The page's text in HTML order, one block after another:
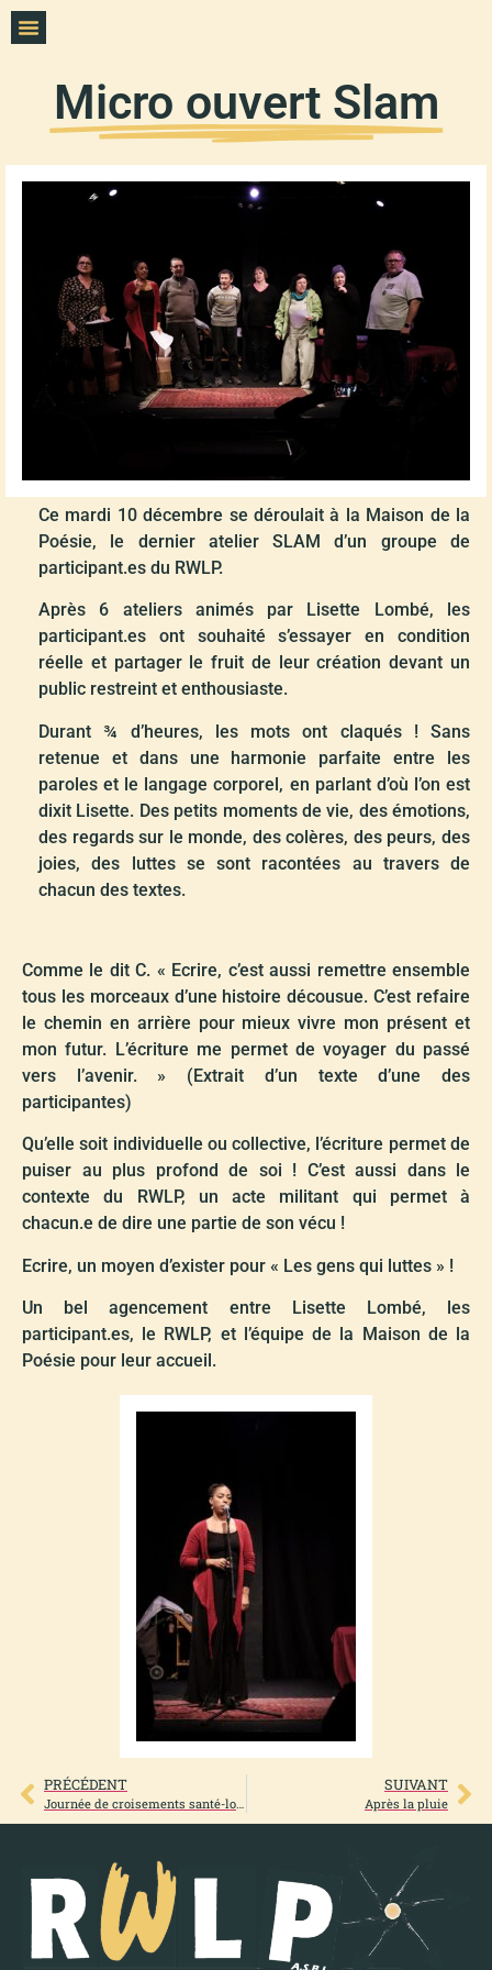
Micro ouvert Slam
Ce mardi 10 décembre se déroulait à la Maison de la
Poésie, le dernier atelier SLAM d’un groupe de
participant.es du RWLP.
Après 6 ateliers animés par Lisette Lombé, les
participant.es ont souhaité s’essayer en condition
réelle et partager le fruit de leur création devant un
public restreint et enthousiaste.
Durant ¾ d’heures, les mots ont claqués ! Sans
retenue et dans une harmonie parfaite entre les
paroles et le langage corporel, en parlant d’où l’on est
dixit Lisette. Des petits moments de vie, des émotions,
des regards sur le monde, des colères, des peurs, des
joies, des luttes se sont racontées au travers de
chacun des textes.
Comme le dit C. « Ecrire, c’est aussi remettre ensemble
tous les morceaux d’une histoire décousue. C’est refaire
le chemin en arrière pour mieux vivre mon présent et
mon futur. L’écriture me permet de voyager du passé
vers l’avenir. » (Extrait d’un texte d’une des
participantes)
Qu’elle soit individuelle ou collective, l’écriture permet de
puiser au plus profond de soi ! C’est aussi dans le
contexte du RWLP, un acte militant qui permet à
chacun.e de dire une partie de son vécu !
Ecrire, un moyen d’exister pour « Les gens qui luttes » !
Un bel agencement entre Lisette Lombé, les
participant.es, le RWLP, et l’équipe de la Maison de la
Poésie pour leur accueil.
PRÉCÉDENT
Journée de croisements santé-logement
SUIVANT
Après la pluie